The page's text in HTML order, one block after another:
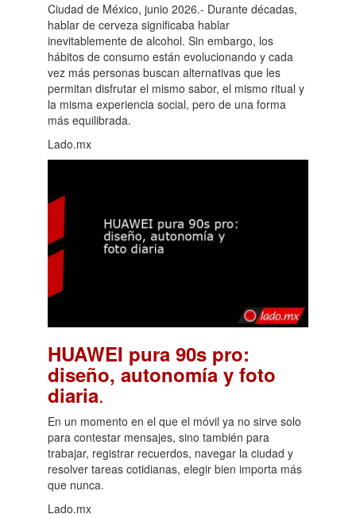
Ciudad de México, junio 2026.- Durante décadas,
hablar de cerveza significaba hablar
inevitablemente de alcohol. Sin embargo, los
hábitos de consumo están evolucionando y cada
vez más personas buscan alternativas que les
permitan disfrutar el mismo sabor, el mismo ritual y
la misma experiencia social, pero de una forma
más equilibrada.
Lado.mx
HUAWEI pura 90s pro:
diseño, autonomía y foto
diaria.
En un momento en el que el móvil ya no sirve solo
para contestar mensajes, sino también para
trabajar, registrar recuerdos, navegar la ciudad y
resolver tareas cotidianas, elegir bien importa más
que nunca.
Lado.mx